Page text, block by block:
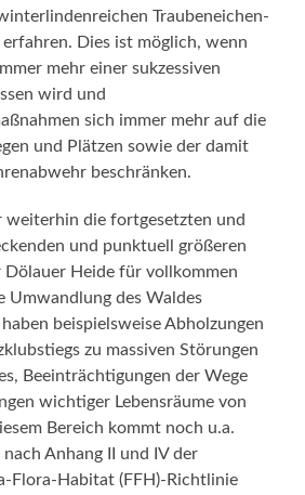
Traubeneichen-
Dies ist möglich, wenn
mehr einer sukzessiven
wird und
sich immer mehr auf die
und Plätzen sowie der damit
beschränken.
weiterhin die fortgesetzten und
und punktuell größeren
Dölauer Heide für vollkommen
Umwandlung des Waldes
beispielsweise Abholzungen
zu massiven Störungen
Beeinträchtigungen der Wege
wichtiger Lebensräume von
Bereich kommt noch u.a.
Anhang II und IV der
Flora-Habitat (FFH)-Richtlinie